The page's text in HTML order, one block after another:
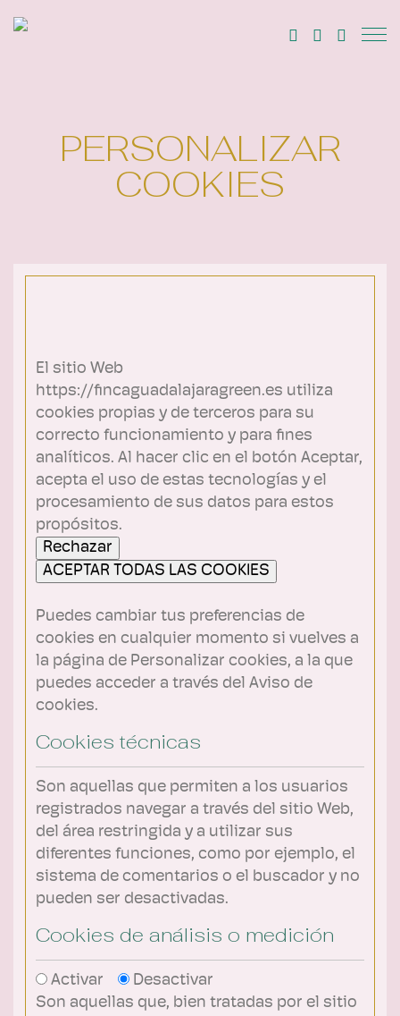
PERSONALIZAR
COOKIES
El sitio Web
https://fincaguadalajaragreen.es utiliza
cookies propias y de terceros para su
correcto funcionamiento y para fines
analíticos. Al hacer clic en el botón Aceptar,
acepta el uso de estas tecnologías y el
procesamiento de sus datos para estos
propósitos.
Rechazar
ACEPTAR TODAS LAS COOKIES
Puedes cambiar tus preferencias de
cookies en cualquier momento si vuelves a
la página de Personalizar cookies, a la que
puedes acceder a través del Aviso de
cookies.
Cookies técnicas
Son aquellas que permiten a los usuarios
registrados navegar a través del sitio Web,
del área restringida y a utilizar sus
diferentes funciones, como por ejemplo, el
sistema de comentarios o el buscador y no
pueden ser desactivadas.
Cookies de análisis o medición
Activar
Desactivar
Son aquellas que, bien tratadas por el sitio